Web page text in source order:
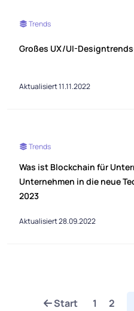
Trends
Großes UX/UI-
Aktualisiert 11.11.2022
Trends
Was ist Blockchain für
Unternehmen in die neue
2023
Aktualisiert 28.09.2022
Start 1 2